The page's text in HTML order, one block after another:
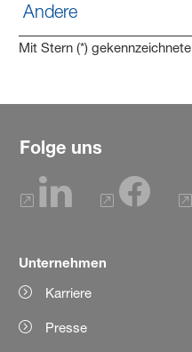
Andere
Mit Stern (*)
Folge uns
Unternehmen
Karriere
Presse